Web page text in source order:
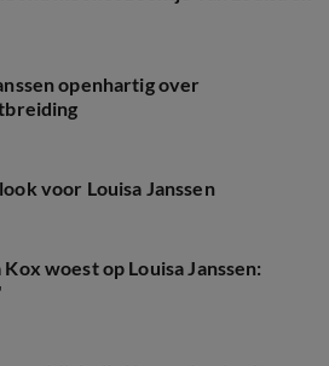
openhartig over
voor Louisa Janssen
woest op Louisa Janssen: